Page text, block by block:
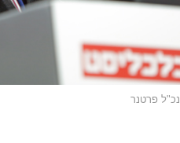
פרטנר